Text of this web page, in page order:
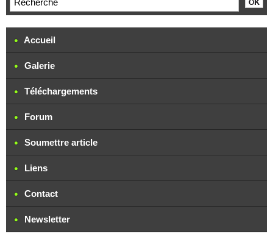
Accueil
Galerie
Téléchargements
Forum
Soumettre article
Liens
Contact
Newsletter